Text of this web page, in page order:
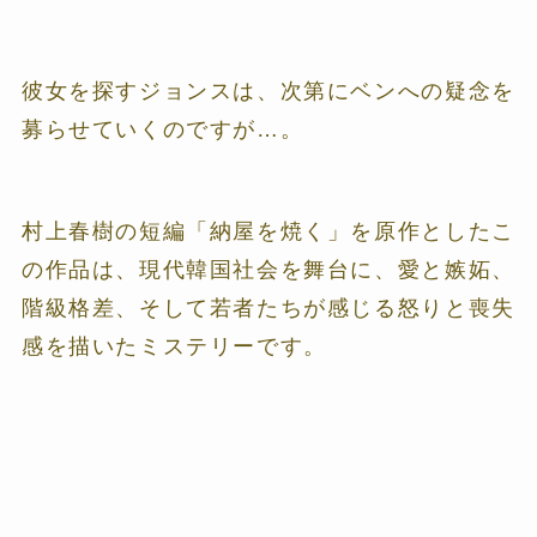
彼女を探すジョンスは、次第にベンへの疑念を
募らせていくのですが…。
村上春樹の短編「納屋を焼く」を原作としたこ
の作品は、現代韓国社会を舞台に、愛と嫉妬、
階級格差、そして若者たちが感じる怒りと喪失
感を描いたミステリーです。